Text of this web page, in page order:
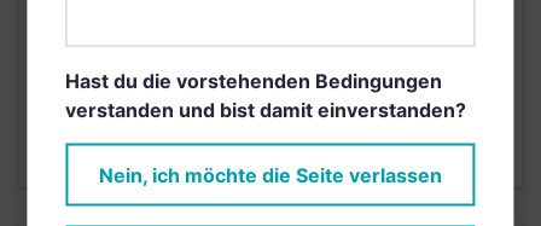
1 2 3 4 5 6
Hast du die vorstehenden Bedingungen
verstanden und bist damit einverstanden?
Nein, ich möchte die Seite verlassen